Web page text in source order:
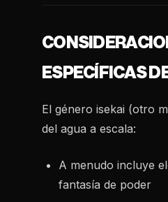
ESPECÍFICAS
El género isekai (otro
del agua a escala:
A menudo incluye
fantasía de poder